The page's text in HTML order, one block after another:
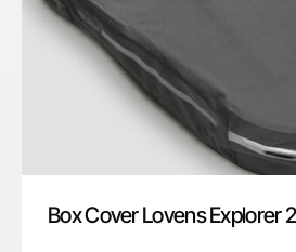
Box Cover Lovens Explorer 2